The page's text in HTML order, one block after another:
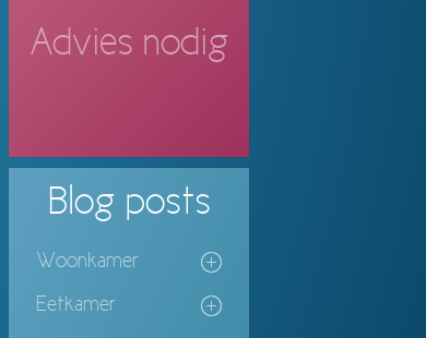
Advies nodig
Blog posts
Woonkamer
Eetkamer